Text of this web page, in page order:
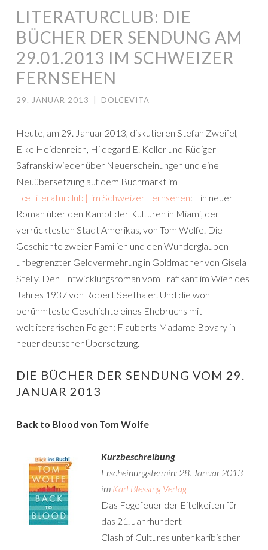
LITERATURCLUB: DIE
BÜCHER DER SENDUNG AM
29.01.2013 IM SCHWEIZER
FERNSEHEN
29. JANUAR 2013 DOLCEVITA
Heute, am 29. Januar 2013, diskutieren Stefan Zweifel,
Elke Heidenreich, Hildegard E. Keller und Rüdiger
Safranski wieder über Neuerscheinungen und eine
Neuübersetzung auf dem Buchmarkt im
†œLiteraturclub† im Schweizer Fernsehen: Ein neuer
Roman über den Kampf der Kulturen in Miami, der
verrücktesten Stadt Amerikas, von Tom Wolfe. Die
Geschichte zweier Familien und den Wunderglauben
unbegrenzter Geldvermehrung in Goldmacher von Gisela
Stelly. Den Entwicklungsroman vom Trafikant im Wien des
Jahres 1937 von Robert Seethaler. Und die wohl
berühmteste Geschichte eines Ehebruchs mit
weltliterarischen Folgen: Flauberts Madame Bovary in
neuer deutscher Übersetzung.
DIE BÜCHER DER SENDUNG VOM 29.
JANUAR 2013
Back to Blood von Tom Wolfe
Kurzbeschreibung
Erscheinungstermin: 28. Januar 2013
im Karl Blessing Verlag
Das Fegefeuer der Eitelkeiten für
das 21. Jahrhundert
Clash of Cultures unter karibischer